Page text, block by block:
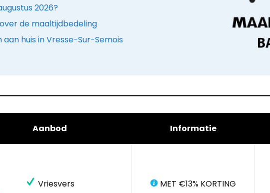
2026?
de maaltijdbedeling
huis in Vresse-Sur-Semois
Aanbod Informatie
Vriesvers
MET €13% KORTING